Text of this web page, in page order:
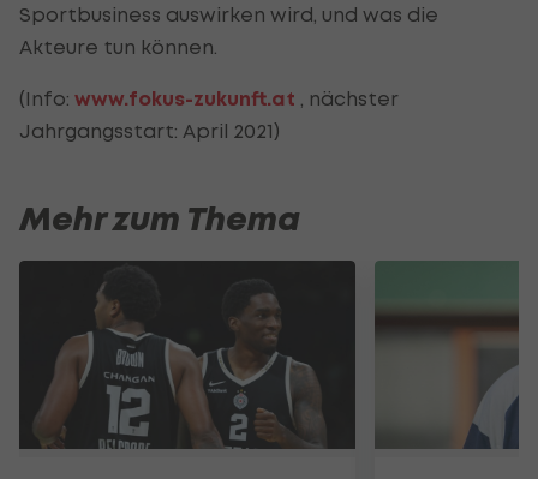
Sportbusiness auswirken wird, und was die
Akteure tun können.
(Info: www.fokus-zukunft.at , nächster
Jahrgangsstart: April 2021)
Mehr zum Thema